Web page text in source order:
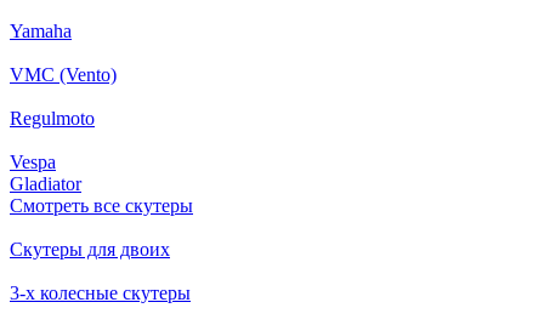
Yamaha
VMC (Vento)
Regulmoto
Vespa
Gladiator
Смотреть все скутеры
Скутеры для двоих
3-х колесные скутеры